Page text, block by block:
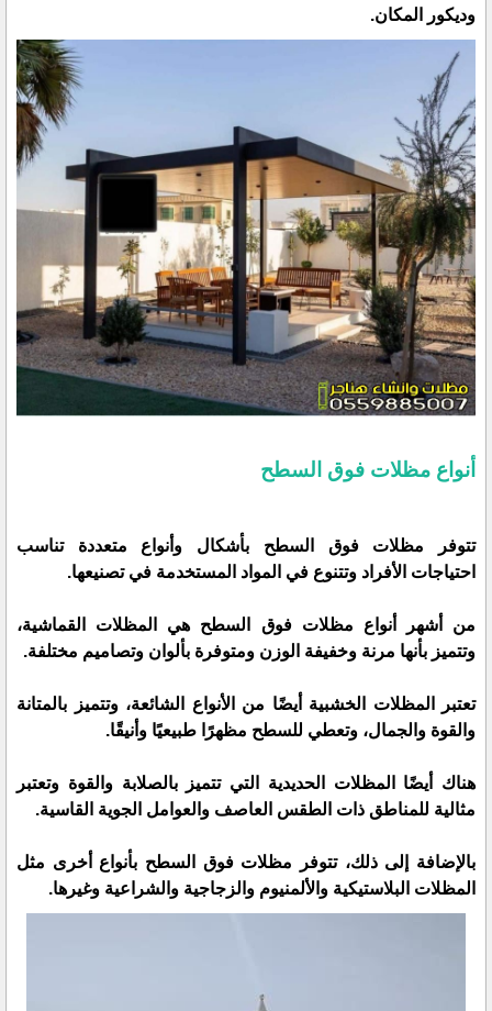
وديكور المكان.
أنواع مظلات فوق السطح
تتوفر مظلات فوق السطح بأشكال وأنواع متعددة تناسب
احتياجات الأفراد وتتنوع في المواد المستخدمة في تصنيعها.
من أشهر أنواع مظلات فوق السطح هي المظلات القماشية،
وتتميز بأنها مرنة وخفيفة الوزن ومتوفرة بألوان وتصاميم مختلفة.
تعتبر المظلات الخشبية أيضًا من الأنواع الشائعة، وتتميز بالمتانة
والقوة والجمال، وتعطي للسطح مظهرًا طبيعيًا وأنيقًا.
هناك أيضًا المظلات الحديدية التي تتميز بالصلابة والقوة وتعتبر
مثالية للمناطق ذات الطقس العاصف والعوامل الجوية القاسية.
بالإضافة إلى ذلك، تتوفر مظلات فوق السطح بأنواع أخرى مثل
المظلات البلاستيكية والألمنيوم والزجاجية والشراعية وغيرها.